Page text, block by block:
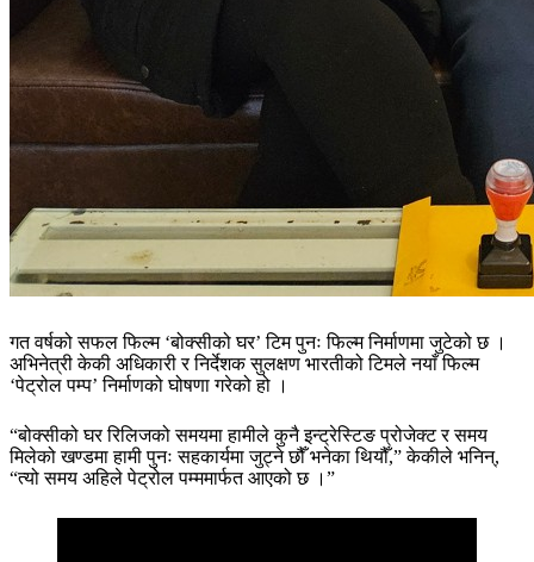
गत वर्षको सफल फिल्म ‘बोक्सीको घर’ टिम पुनः फिल्म निर्माणमा जुटेको छ ।
अभिनेत्री केकी अधिकारी र निर्देशक सुलक्षण भारतीको टिमले नयाँ फिल्म
‘पेट्रोल पम्प’ निर्माणको घोषणा गरेको हो ।
“बोक्सीको घर रिलिजको समयमा हामीले कुनै इन्ट्रेस्टिङ प्रोजेक्ट र समय
मिलेको खण्डमा हामी पुनः सहकार्यमा जुट्ने छौँ भनेका थियौँ,” केकीले भनिन्,
“त्यो समय अहिले पेट्रोल पम्ममार्फत आएको छ ।”